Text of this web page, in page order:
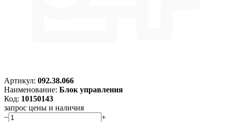
Артикул: 092.38.066
Наименование: Блок управления
Код: 10150143
запрос цены и наличия
−
+